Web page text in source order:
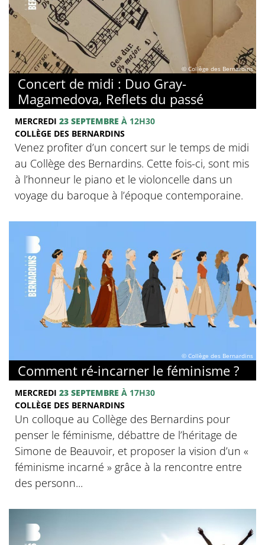
© Collège des Bernardins
Concert de midi : Duo Gray-
Magamedova, Reflets du passé
MERCREDI 23 SEPTEMBRE À 12H30
COLLÈGE DES BERNARDINS
Venez profiter d’un concert sur le temps de midi
au Collège des Bernardins. Cette fois-ci, sont mis
à l’honneur le piano et le violoncelle dans un
voyage du baroque à l’époque contemporaine.
© Collège des Bernardins
Comment ré-incarner le féminisme ?
MERCREDI 23 SEPTEMBRE À 17H30
COLLÈGE DES BERNARDINS
Un colloque au Collège des Bernardins pour
penser le féminisme, débattre de l’héritage de
Simone de Beauvoir, et proposer la vision d’un «
féminisme incarné » grâce à la rencontre entre
des personn...